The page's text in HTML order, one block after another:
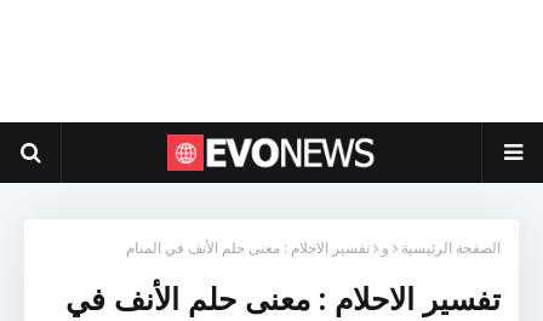
الصفحة الرئيسية و تفسير الاحلام : معنى حلم الأنف في المنام
تفسير الاحلام : معنى حلم الأنف في